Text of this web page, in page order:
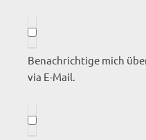
Benachrichtige mich
via E-Mail.